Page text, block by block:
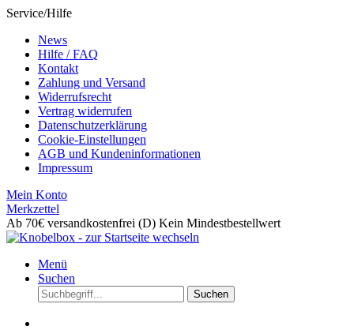
Service/Hilfe
News
Hilfe / FAQ
Kontakt
Zahlung und Versand
Widerrufsrecht
Vertrag widerrufen
Datenschutzerklärung
Cookie-Einstellungen
AGB und Kundeninformationen
Impressum
Mein Konto
Merkzettel
Ab 70€ versandkostenfrei (D) Kein Mindestbestellwert
Menü
Suchen
Suchen